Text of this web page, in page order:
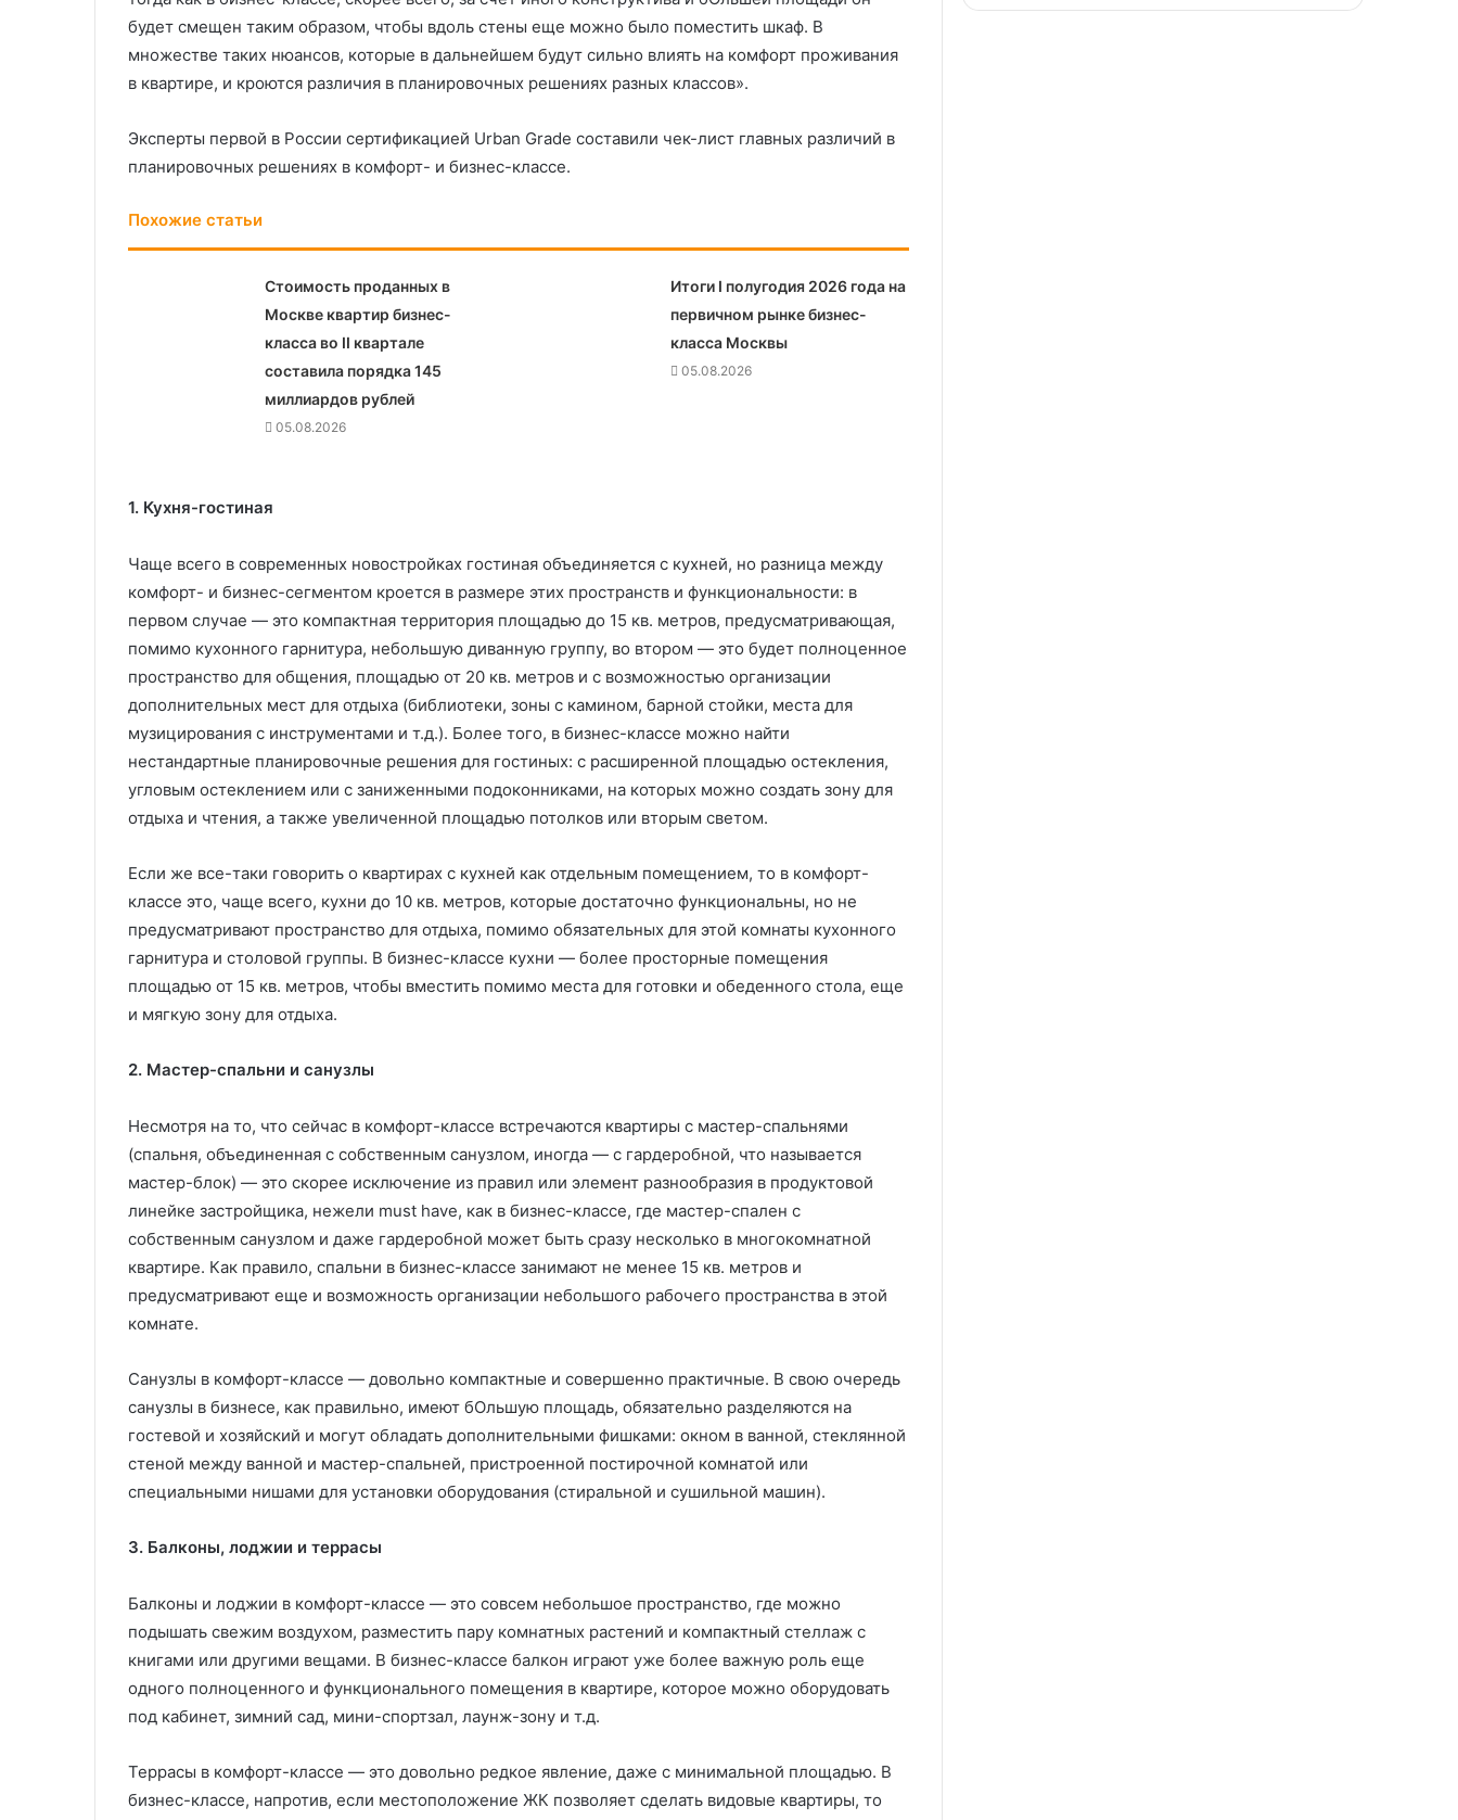
будет смещен таким образом, чтобы вдоль стены еще можно было поместить шкаф. В
множестве таких нюансов, которые в дальнейшем будут сильно влиять на комфорт проживания
в квартире, и кроются различия в планировочных решениях разных классов».
Эксперты первой в России сертификацией Urban Grade составили чек-лист главных различий в
планировочных решениях в комфорт- и бизнес-классе.
Похожие статьи
Стоимость проданных в
Москве квартир бизнес-
класса во II квартале
составила порядка 145
миллиардов рублей
05.08.2026
Итоги I полугодия 2026 года на
первичном рынке бизнес-
класса Москвы
05.08.2026
1. Кухня-гостиная
Чаще всего в современных новостройках гостиная объединяется с кухней, но разница между
комфорт- и бизнес-сегментом кроется в размере этих пространств и функциональности: в
первом случае — это компактная территория площадью до 15 кв. метров, предусматривающая,
помимо кухонного гарнитура, небольшую диванную группу, во втором — это будет полноценное
пространство для общения, площадью от 20 кв. метров и с возможностью организации
дополнительных мест для отдыха (библиотеки, зоны с камином, барной стойки, места для
музицирования с инструментами и т.д.). Более того, в бизнес-классе можно найти
нестандартные планировочные решения для гостиных: с расширенной площадью остекления,
угловым остеклением или с заниженными подоконниками, на которых можно создать зону для
отдыха и чтения, а также увеличенной площадью потолков или вторым светом.
Если же все-таки говорить о квартирах с кухней как отдельным помещением, то в комфорт-
классе это, чаще всего, кухни до 10 кв. метров, которые достаточно функциональны, но не
предусматривают пространство для отдыха, помимо обязательных для этой комнаты кухонного
гарнитура и столовой группы. В бизнес-классе кухни — более просторные помещения
площадью от 15 кв. метров, чтобы вместить помимо места для готовки и обеденного стола, еще
и мягкую зону для отдыха.
2. Мастер-спальни и санузлы
Несмотря на то, что сейчас в комфорт-классе встречаются квартиры с мастер-спальнями
(спальня, объединенная с собственным санузлом, иногда — с гардеробной, что называется
мастер-блок) — это скорее исключение из правил или элемент разнообразия в продуктовой
линейке застройщика, нежели must have, как в бизнес-классе, где мастер-спален с
собственным санузлом и даже гардеробной может быть сразу несколько в многокомнатной
квартире. Как правило, спальни в бизнес-классе занимают не менее 15 кв. метров и
предусматривают еще и возможность организации небольшого рабочего пространства в этой
комнате.
Санузлы в комфорт-классе — довольно компактные и совершенно практичные. В свою очередь
санузлы в бизнесе, как правильно, имеют бОльшую площадь, обязательно разделяются на
гостевой и хозяйский и могут обладать дополнительными фишками: окном в ванной, стеклянной
стеной между ванной и мастер-спальней, пристроенной постирочной комнатой или
специальными нишами для установки оборудования (стиральной и сушильной машин).
3. Балконы, лоджии и террасы
Балконы и лоджии в комфорт-классе — это совсем небольшое пространство, где можно
подышать свежим воздухом, разместить пару комнатных растений и компактный стеллаж с
книгами или другими вещами. В бизнес-классе балкон играют уже более важную роль еще
одного полноценного и функционального помещения в квартире, которое можно оборудовать
под кабинет, зимний сад, мини-спортзал, лаунж-зону и т.д.
Террасы в комфорт-классе — это довольно редкое явление, даже с минимальной площадью. В
бизнес-классе, напротив, если местоположение ЖК позволяет сделать видовые квартиры, то